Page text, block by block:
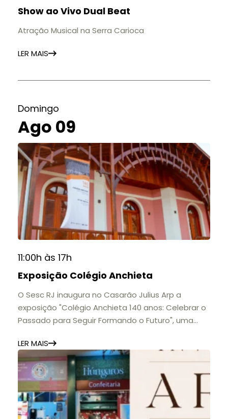
Show ao Vivo Dual Beat
Atração Musical na Serra Carioca
LER MAIS
Domingo
Ago 09
11:00h às 17h
Exposição Colégio Anchieta
O Sesc RJ inaugura no Casarão Julius Arp a
exposição "Colégio Anchieta 140 anos: Celebrar o
Passado para Seguir Formando o Futuro", uma
importantes instituições de ensino de Nova
Friburgo e do Brasil.
A mostra convida o público a conhecer o legado
do Colégio Anchieta por meio de documentos,
histórias e marcos que evidenciam sua
contribuição para a educação, a cultura e a
LER MAIS